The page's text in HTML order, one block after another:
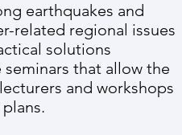
earthquakes and
related regional issues
solutions
that allow the
and workshops